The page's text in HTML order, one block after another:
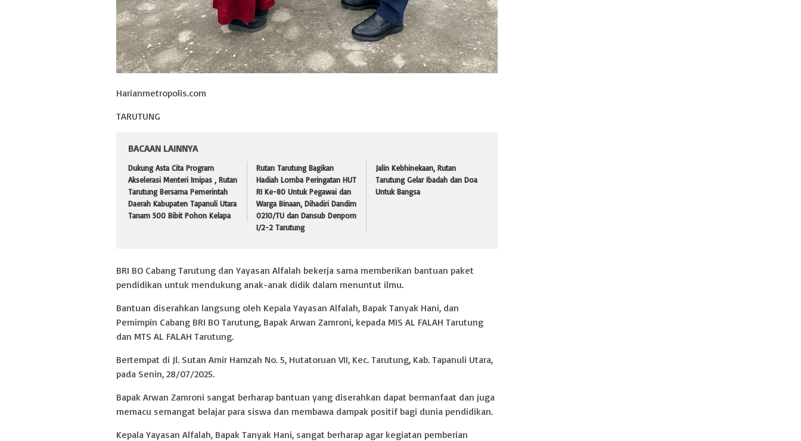
Harianmetropolis.com
TARUTUNG
BACAAN LAINNYA
Dukung Asta Cita Program
Akselerasi Menteri Imipas , Rutan
Tarutung Bersama Pemerintah
Daerah Kabupaten Tapanuli Utara
Tanam 500 Bibit Pohon Kelapa
Rutan Tarutung Bagikan
Hadiah Lomba Peringatan HUT
RI Ke-80 Untuk Pegawai dan
Warga Binaan, Dihadiri Dandim
0210/TU dan Dansub Denpom
I/2-2 Tarutung
Jalin Kebhinekaan, Rutan
Tarutung Gelar Ibadah dan Doa
Untuk Bangsa
BRI BO Cabang Tarutung dan Yayasan Alfalah bekerja sama memberikan bantuan paket
pendidikan untuk mendukung anak-anak didik dalam menuntut ilmu.
Bantuan diserahkan langsung oleh Kepala Yayasan Alfalah, Bapak Tanyak Hani, dan
Pemimpin Cabang BRI BO Tarutung, Bapak Arwan Zamroni, kepada MIS AL FALAH Tarutung
dan MTS AL FALAH Tarutung.
Bertempat di Jl. Sutan Amir Hamzah No. 5, Hutatoruan VII, Kec. Tarutung, Kab. Tapanuli Utara,
pada Senin, 28/07/2025.
Bapak Arwan Zamroni sangat berharap bantuan yang diserahkan dapat bermanfaat dan juga
memacu semangat belajar para siswa dan membawa dampak positif bagi dunia pendidikan.
Kepala Yayasan Alfalah, Bapak Tanyak Hani, sangat berharap agar kegiatan pemberian